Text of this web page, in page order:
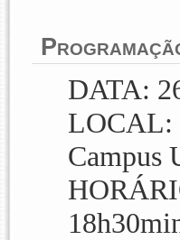
DATA:
LOCAL:
Campus